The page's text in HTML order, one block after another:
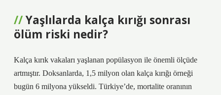
Yaşlılarda kalça kırığı sonrası
ölüm riski nedir?
Kalça kırık vakaları yaşlanan popülasyon ile önemli ölçüde
artmıştır. Doksanlarda, 1,5 milyon olan kalça kırığı örneği
bugün 6 milyona yükseldi. Türkiye’de, mortalite oranının